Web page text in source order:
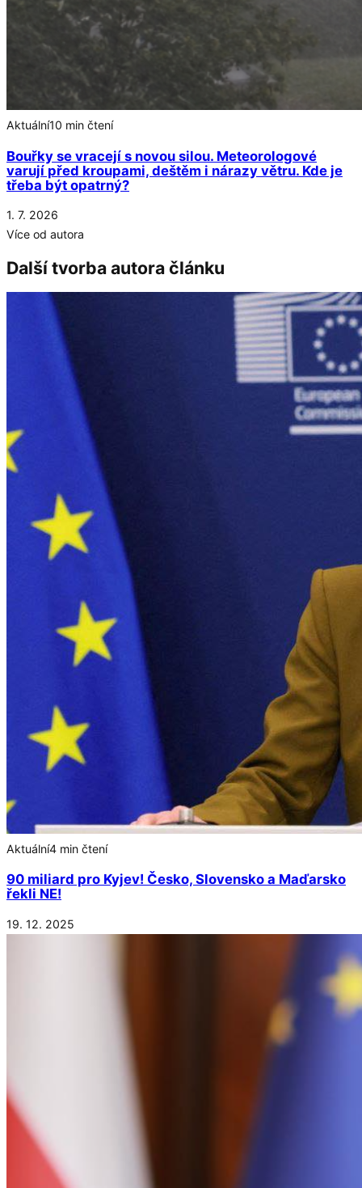
Aktuální10 min čtení
Bouřky se vracejí s novou silou. Meteorologové
varují před kroupami, deštěm i nárazy větru. Kde je
třeba být opatrný?
1. 7. 2026
Více od autora
Další tvorba autora článku
Aktuální4 min čtení
90 miliard pro Kyjev! Česko, Slovensko a Maďarsko
řekli NE!
19. 12. 2025